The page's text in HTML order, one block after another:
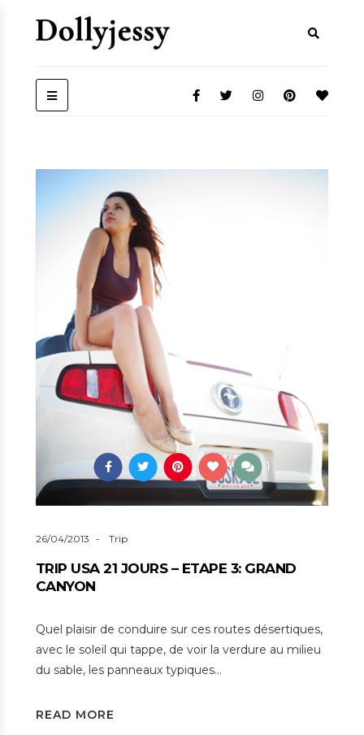
1
26/04/2013 Trip
TRIP USA 21 JOURS – ETAPE 3: GRAND
CANYON
Quel plaisir de conduire sur ces routes désertiques,
avec le soleil qui tappe, de voir la verdure au milieu
du sable, les panneaux typiques…
READ MORE